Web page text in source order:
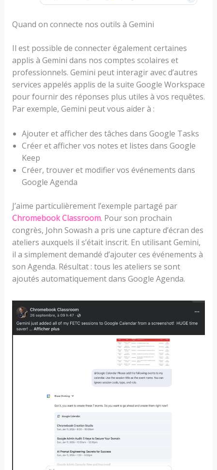
Quand on connecte nos outils à Gemini
Il est possible de connecter également certaines
applis à Gemini dans nos comptes scolaires et
professionnels. Gemini peut interagir avec d’autres
services appelés applis de la suite Google Workspace
pour fournir des réponses plus utiles à vos requêtes.
Par exemple, Gemini peut vous aider à :
Ajouter et afficher des tâches dans Google Tasks
Créer et afficher vos notes et listes dans Google
Keep
Créer, trouver et modifier vos événements dans
Google Agenda
J’aime particulièrement l’exemple partagé par
Chromebook Classroom. Pour son prochain
congrès, John Sowash a pris une capture d’écran des
ateliers auxquels il s’était inscrit. En utilisant Gemini,
il a simplement demandé d’ajouter ces événements à
son Agenda. Résultat : tous les ateliers se sont
ajoutés automatiquement dans Google Agenda.